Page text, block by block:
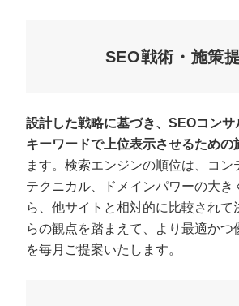
SEO戦術・施策
設計した戦略に基づき、SEOコン
キーワードで上位表示させるための
ます。検索エンジンの順位は、コン
テクニカル、ドメインパワーの大き
ら、他サイトと相対的に比較されて
らの観点を踏まえて、より最適かつ
を毎月ご提案いたします。